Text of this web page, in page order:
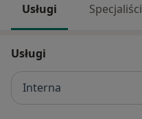
Usługi Specjaliści
Usługi
Interna